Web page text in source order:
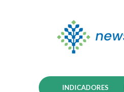
INDICADORES